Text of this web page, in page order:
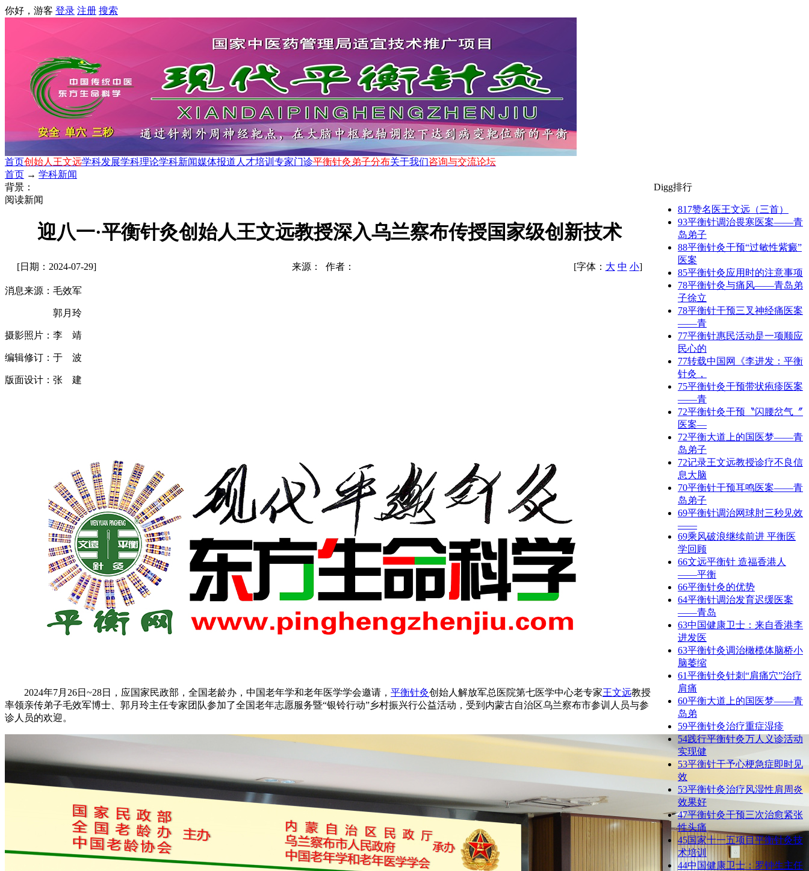
你好，游客 登录 注册 搜索
首页创始人王文远学科发展学科理论学科新闻媒体报道 人才培训 专家门诊平衡针灸弟子分布关于我们咨询与交流论坛
首页 → 学科新闻
背景：
阅读新闻
迎八一·平衡针灸创始人王文远教授深入乌兰察布传授国家级创新技术
[日期：2024-07-29] 来源： 作者： [字体： 大 中 小]
消息来源：毛效军
郭月玲
摄影照片：李 靖
编辑修订：于 波
版面设计：张 建
2024年7月26日~28日，应国家民政部，全国老龄办，中国老年学和老年医学学会邀请， 平衡针灸创始人解放军总医院第七医学中心老专家王文远教授
率领亲传弟子毛效军博士、郭月玲主任专家团队参加了全国老年志愿服务暨“银铃行动”乡村振兴行公益活动，受到内蒙古自治区乌兰察布市参训人员与参
诊人员的欢迎。
Digg排行
817赞名医王文远（三首）
93平衡针调治畏寒医案——青
岛弟子
88平衡针灸干预“过敏性紫癜”
医案
85平衡针灸应用时的注意事项
78平衡针灸与痛风——青岛弟
子徐立
78平衡针干预三叉神经痛医案
——青
77平衡针惠民活动是一项顺应
民心的
77转载中国网《李进发：平衡
针灸，
75平衡针灸干预带状疱疹医案
——青
72平衡针灸干预〝闪腰岔气〞
医案—
72平衡大道上的国医梦——青
岛弟子
72记录王文远教授诊疗不良信
息大脑
70平衡针干预耳鸣医案——青
岛弟子
69平衡针调治网球肘三秒见效
——​
69乘风破浪继续前进 平衡医
学回顾
66文远平衡针 造福香港人
——平衡
66平衡针灸的优势
64平衡针调治发育迟缓医案
——青岛
63中国健康卫士：来自香港李
进发医
63平衡针灸调治橄榄体脑桥小
脑萎缩
61平衡针灸针刺“肩痛穴”治疗
肩痛
60平衡大道上的国医梦——​青
岛弟
59平衡针灸治疗重症湿疹
54践行平衡针灸万人义诊活动
实现健
53平衡针干予心梗急症即时见
效
53平衡针灸治疗风湿性肩周炎
效果好
47平衡针灸干预三次治愈紧张
性头痛
45国家十一五项目平衡针灸技
术培训
44​中国健康卫士：罗钟生主任